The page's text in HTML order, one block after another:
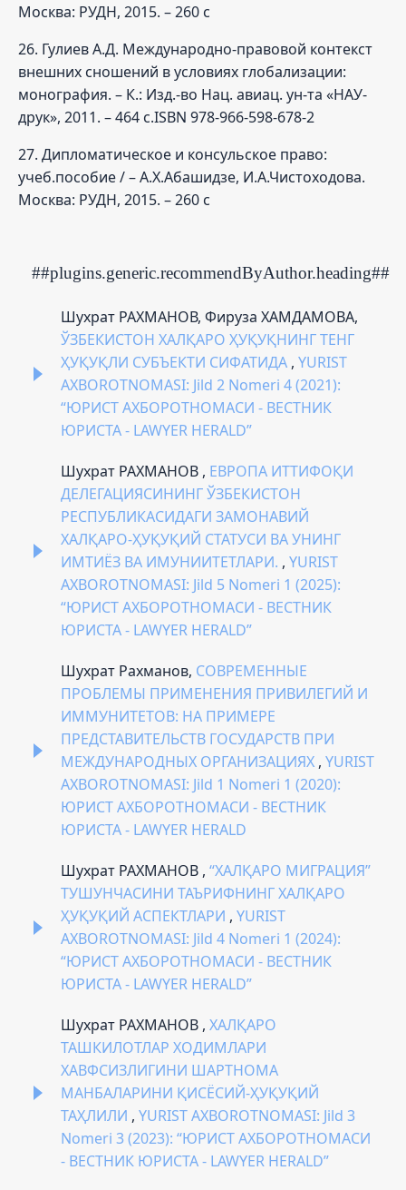
Москва: РУДН, 2015. – 260 с
26. Гулиев А.Д. Международно-правовой контекст
внешних сношений в условиях глобализации:
монография. – К.: Изд.-во Нац. авиац. ун-та «НАУ-
друк», 2011. – 464 с.ISBN 978-966-598-678-2
27. Дипломатическое и консульское право:
учеб.пособие / – А.Х.Абашидзе, И.А.Чистоходова.
Москва: РУДН, 2015. – 260 с
##plugins.generic.recommendByAuthor.heading##
Шухрат РАХМАНОВ, Фируза ХАМДАМОВА,
ЎЗБЕКИСТОН ХАЛҚАРО ҲУҚУҚНИНГ ТЕНГ
ҲУҚУҚЛИ СУБЪЕКТИ СИФАТИДА , YURIST
AXBOROTNOMASI: Jild 2 Nomeri 4 (2021):
“ЮРИСТ АХБОРОТНОМАСИ - ВЕСТНИК
ЮРИСТА - LAWYER HERALD”
Шухрат РАХМАНОВ , ЕВРОПА ИТТИФОҚИ
ДЕЛЕГАЦИЯСИНИНГ ЎЗБEКИСТОН
РEСПУБЛИКАСИДАГИ ЗАМОНАВИЙ
ХАЛҚАРО-ҲУҚУҚИЙ СТАТУСИ ВА УНИНГ
ИМТИЁЗ ВА ИМУНИИТEТЛАРИ. , YURIST
AXBOROTNOMASI: Jild 5 Nomeri 1 (2025):
“ЮРИСТ АХБОРОТНОМАСИ - ВЕСТНИК
ЮРИСТА - LAWYER HERALD”
Шухрат Рахманов, СОВРЕМЕННЫЕ
ПРОБЛЕМЫ ПРИМЕНЕНИЯ ПРИВИЛЕГИЙ И
ИММУНИТЕТОВ: НА ПРИМЕРЕ
ПРЕДСТАВИТЕЛЬСТВ ГОСУДАРСТВ ПРИ
МЕЖДУНАРОДНЫХ ОРГАНИЗАЦИЯХ , YURIST
AXBOROTNOMASI: Jild 1 Nomeri 1 (2020):
ЮРИСТ АХБОРОТНОМАСИ - ВЕСТНИК
ЮРИСТА - LAWYER HERALD
Шухрат РАХМАНОВ , “ХАЛҚАРО МИГРАЦИЯ”
ТУШУНЧАСИНИ ТАЪРИФНИНГ ХАЛҚАРО
ҲУҚУҚИЙ АСПЕКТЛАРИ , YURIST
AXBOROTNOMASI: Jild 4 Nomeri 1 (2024):
“ЮРИСТ АХБОРОТНОМАСИ - ВЕСТНИК
ЮРИСТА - LAWYER HERALD”
Шухрат РАХМАНОВ , ХАЛҚАРО
ТАШКИЛОТЛАР ХОДИМЛАРИ
ХАВФСИЗЛИГИНИ ШАРТНОМА
МАНБАЛАРИНИ ҚИСЁСИЙ-ҲУҚУҚИЙ
ТАҲЛИЛИ , YURIST AXBOROTNOMASI: Jild 3
Nomeri 3 (2023): “ЮРИСТ АХБОРОТНОМАСИ
- ВЕСТНИК ЮРИСТА - LAWYER HERALD”